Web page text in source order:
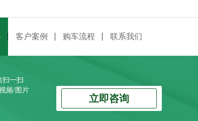
客户案例 购车流程 联系我们
扫一扫
频/图片
立即咨询